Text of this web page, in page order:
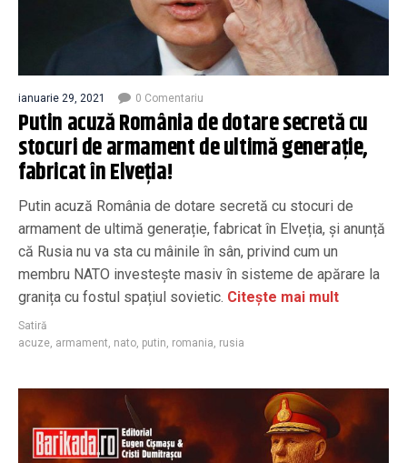
ianuarie 29, 2021 0 Comentariu
Putin acuză România de dotare secretă cu
stocuri de armament de ultimă generație,
fabricat în Elveția!
Putin acuză România de dotare secretă cu stocuri de
armament de ultimă generație, fabricat în Elveția, și anunță
că Rusia nu va sta cu mâinile în sân, privind cum un
membru NATO investește masiv în sisteme de apărare la
granița cu fostul spațiul sovietic. Citește mai mult
Satiră
acuze, armament, nato, putin, romania, rusia